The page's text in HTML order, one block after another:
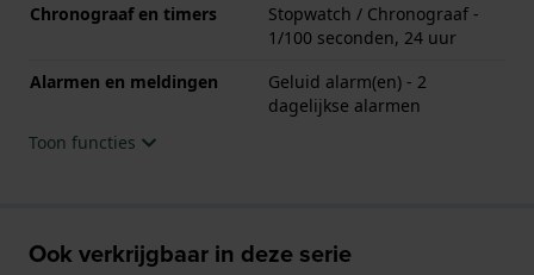
Chronograaf en timers
Stopwatch / Chronograaf -
1/100 seconden, 24 uur
Alarmen en meldingen
Geluid alarm(en) - 2
dagelijkse alarmen
Toon functies
Ook verkrijgbaar in deze serie